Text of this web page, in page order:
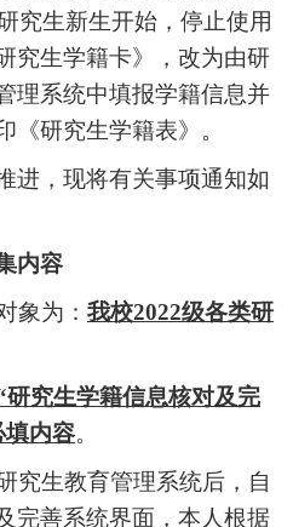
究生新生开始，停止使用
究生学籍卡》，改为由研
理系统中填报学籍信息并
《研究生学籍表》。
进，现将有关事项通知如
内容
象为 ： 我校2022级各类研
研究生学籍信息核对及完
填内容。
究生教育管理系统后，自
完善系统界面，本人根据